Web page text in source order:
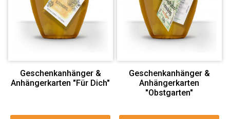
Geschenkanhänger &
Anhängerkarten "Für Dich"
Geschenkanhänger &
Anhängerkarten
"Obstgarten"